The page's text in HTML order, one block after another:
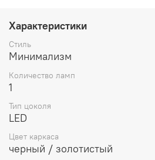
позволяет подобрать
задач. Благодаря компактному
легко впишется в любой интерьер
стильным дополнением.
Характеристики
Стиль
Минимализм
Количество ламп
1
Тип цоколя
LED
Цвет каркаса
черный / золотистый